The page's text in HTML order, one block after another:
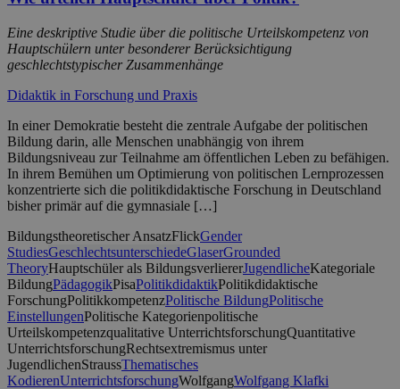
Eine deskriptive Studie über die politische Urteilskompetenz von
Hauptschülern unter besonderer Berücksichtigung
geschlechtstypischer Zusammenhänge
Didaktik in Forschung und Praxis
In einer Demokratie besteht die zentrale Aufgabe der politischen
Bildung darin, alle Menschen unabhängig von ihrem
Bildungsniveau zur Teilnahme am öffentlichen Leben zu befähigen.
In ihrem Bemühen um Optimierung von politischen Lernprozessen
konzentrierte sich die politikdidaktische Forschung in Deutschland
bisher primär auf die gymnasiale […]
Bildungstheoretischer AnsatzFlickGender
StudiesGeschlechtsunterschiedeGlaserGrounded
TheoryHauptschüler als BildungsverliererJugendlicheKategoriale
BildungPädagogikPisaPolitikdidaktikPolitikdidaktische
ForschungPolitikkompetenzPolitische BildungPolitische
EinstellungenPolitische Kategorienpolitische
Urteilskompetenzqualitative UnterrichtsforschungQuantitative
UnterrichtsforschungRechtsextremismus unter
JugendlichenStraussThematisches
KodierenUnterrichtsforschungWolfgangWolfgang Klafki